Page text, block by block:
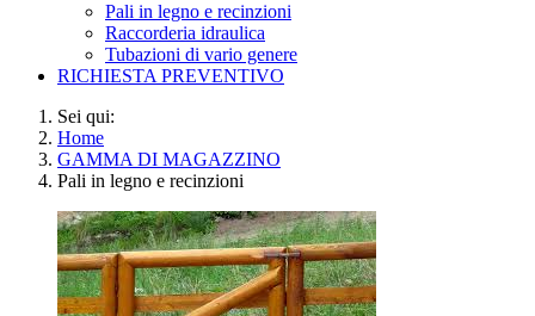
Pali in legno e recinzioni
Raccorderia idraulica
Tubazioni di vario genere
RICHIESTA PREVENTIVO
Sei qui:
Home
GAMMA DI MAGAZZINO
Pali in legno e recinzioni